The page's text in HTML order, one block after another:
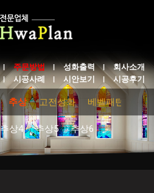
주문방법 성화출력
회사소개
시공사례 시안보기 시공후기
추상 고전성화 베벨패턴 테
추상4 추상5 추상6